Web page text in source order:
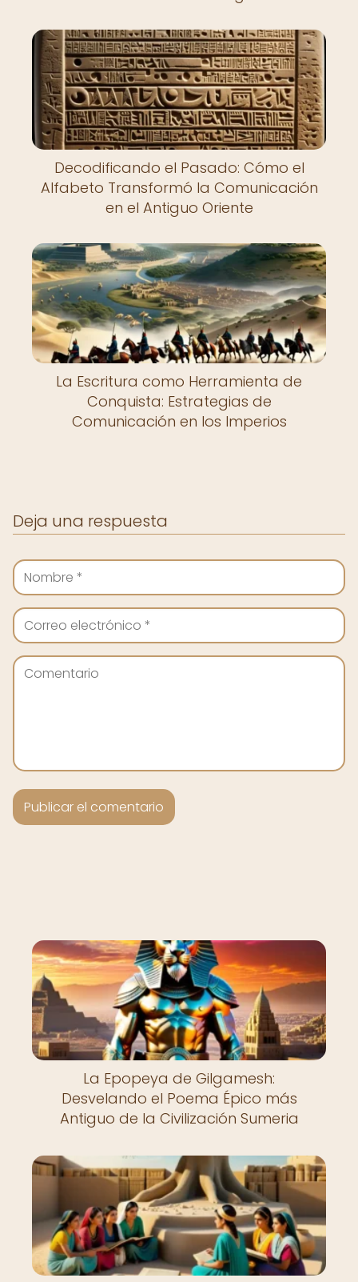
Decodificando el Pasado: Cómo el
Alfabeto Transformó la Comunicación
en el Antiguo Oriente
La Escritura como Herramienta de
Conquista: Estrategias de
Comunicación en los Imperios
Deja una respuesta
La Epopeya de Gilgamesh:
Desvelando el Poema Épico más
Antiguo de la Civilización Sumeria